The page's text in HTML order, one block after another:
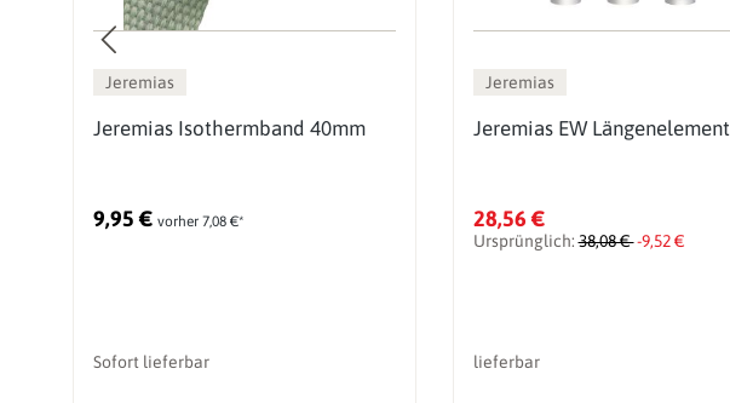
Jeremias
Jeremias Isothermband 40mm
9,95 € vorher 7,08 €*
Sofort lieferbar
Jeremias
Jeremias EW Längenelement
28,56 €
Ursprünglich:38,08 €-9,52 €
lieferbar